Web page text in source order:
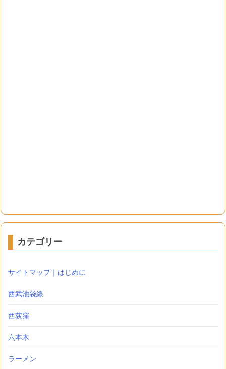
カテゴリー
サイトマップ｜はじめに
西武池袋線
西荻窪
六本木
ラーメン